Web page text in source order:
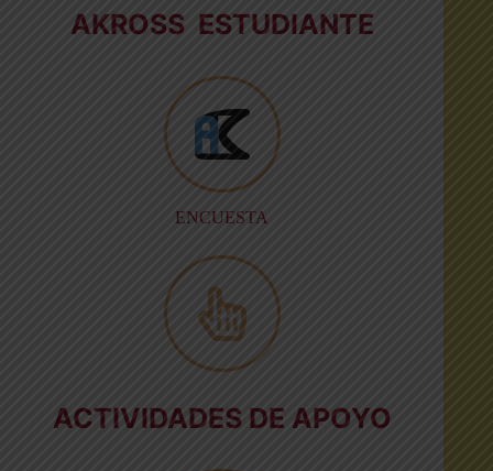
AKROSS ESTUDIANTE
ENCUESTA
ACTIVIDADES DE APOYO